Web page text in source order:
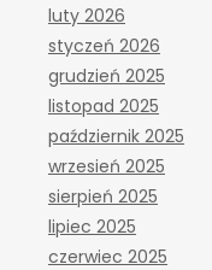
luty 2026
styczeń 2026
grudzień 2025
listopad 2025
październik 2025
wrzesień 2025
sierpień 2025
lipiec 2025
czerwiec 2025